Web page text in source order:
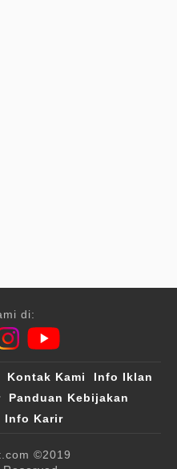
di:
Kontak Kami
Info Iklan
Panduan Kebijakan
Info Karir
©2019